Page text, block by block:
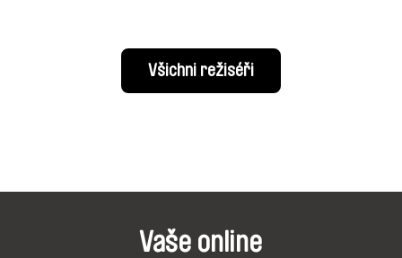
Všichni režiséři
Vaše online